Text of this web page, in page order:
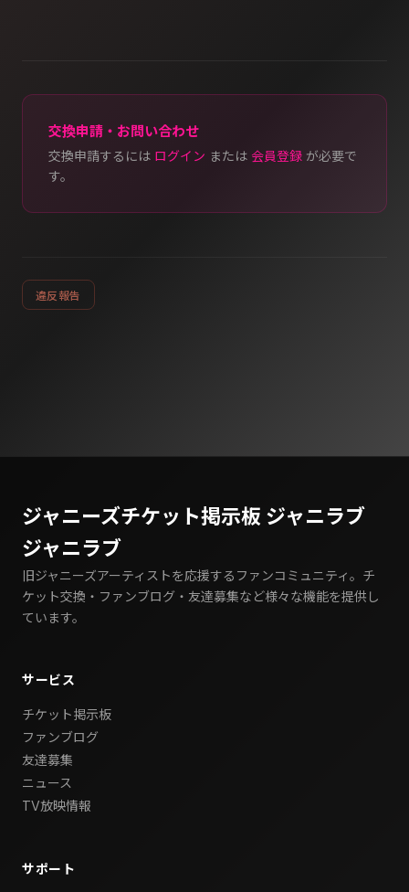
交換申請・お問い合わせ
交換申請するには ログイン または 会員登録 が必要で
す。
違反報告
ジャニーズチケット掲示板 ジャニラブ
ジャニラブ
旧ジャニーズアーティストを応援するファンコミュニティ。チ
ケット交換・ファンブログ・友達募集など様々な機能を提供し
ています。
サービス
チケット掲示板
ファンブログ
友達募集
ニュース
TV放映情報
サポート